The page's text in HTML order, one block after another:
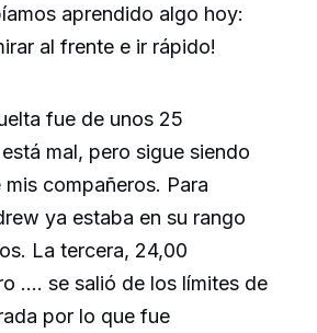
aprendido algo hoy:
al frente e ir rápido!
fue de unos 25
mal, pero sigue siendo
compañeros. Para
ya estaba en su rango
La tercera, 24,00
…. se salió de los límites de
por lo que fue